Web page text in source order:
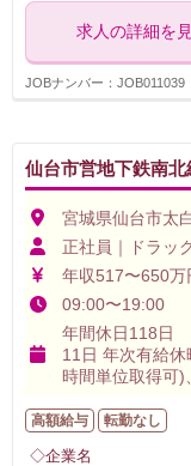
求人の詳細を
JOBナンバー：JOB011039
仙台市営地下鉄南
宮城県仙台市太
正社員｜ドラッ
年収517〜650万
09:00〜19:00
年間休日118日
11日 年次有給休
時間単位取得可)
高額給与 転勤なし
◇企業名